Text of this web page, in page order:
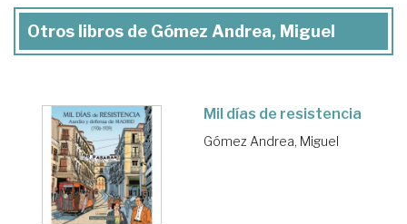
Otros libros de Gómez Andrea, Miguel
Mil días de resistencia
Gómez Andrea, Miguel